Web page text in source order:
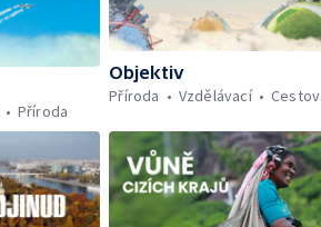
Příroda
Objektiv
Příroda
Vzdělávací